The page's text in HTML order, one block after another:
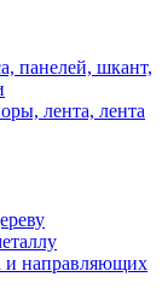
панелей, шкант,
лента, лента
и направляющих